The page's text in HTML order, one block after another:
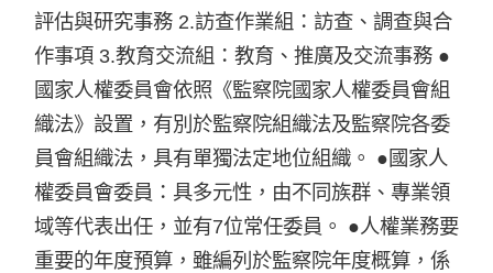
評估與研究事務 2.訪查作業組：訪查、調查與合
作事項 3.教育交流組：教育、推廣及交流事務 ●
國家人權委員會依照《監察院國家人權委員會組
織法》設置，有別於監察院組織法及監察院各委
員會組織法，具有單獨法定地位組織。 ●國家人
權委員會委員：具多元性，由不同族群、專業領
域等代表出任，並有7位常任委員。 ●人權業務要
重要的年度預算，雖編列於監察院年度概算，係